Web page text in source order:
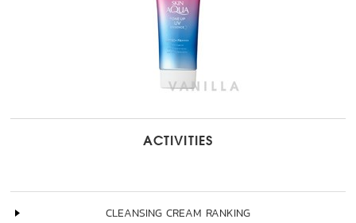
ACTIVITIES
CLEANSING CREAM RANKING